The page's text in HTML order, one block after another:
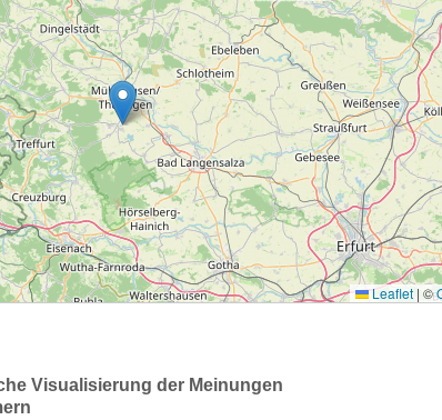
Visualisierung der Meinungen